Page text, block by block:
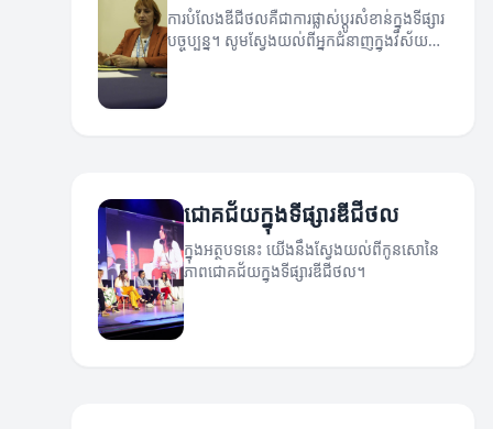
ការបំលែងឌីជីថលគឺជាការផ្លាស់ប្តូរសំខាន់ក្នុងទីផ្សារ
បច្ចុប្បន្ន។ សូមស្វែងយល់ពីអ្នកជំនាញក្នុងវិស័យ
ជោគជ័យក្នុងទីផ្សារឌីជីថល
ក្នុងអត្ថបទនេះ យើងនឹងស្វែងយល់ពីកូនសោនៃ
ភាពជោគជ័យក្នុងទីផ្សារឌីជីថល។